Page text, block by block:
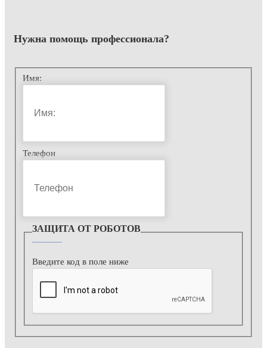
Нужна помощь профессионала?
Имя:
Телефон
ЗАЩИТА ОТ РОБОТОВ
Введите код в поле ниже